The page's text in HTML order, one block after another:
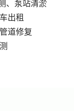
、泵站清淤
出租
道修复